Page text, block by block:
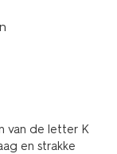
van de letter K
en strakke